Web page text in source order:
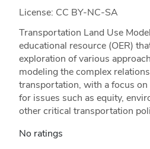
License: CC BY-NC-SA
Transportation Land Use
educational resource (OER)
exploration of various
modeling the complex
transportation, with a focus
for issues such as equity,
other critical transportation
No ratings